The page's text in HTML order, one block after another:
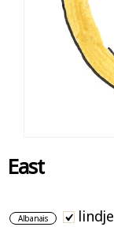
East
Albanais lindje